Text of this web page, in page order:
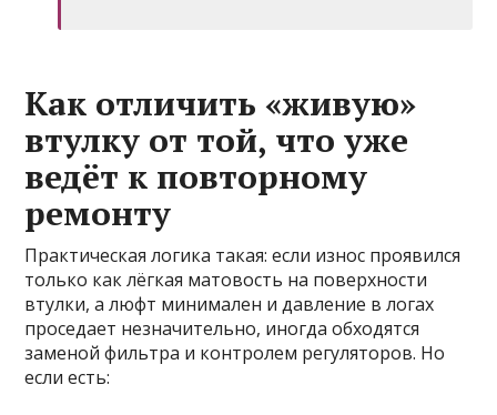
Как отличить «живую»
втулку от той, что уже
ведёт к повторному
ремонту
Практическая логика такая: если износ проявился
только как лёгкая матовость на поверхности
втулки, а люфт минимален и давление в логах
проседает незначительно, иногда обходятся
заменой фильтра и контролем регуляторов. Но
если есть: